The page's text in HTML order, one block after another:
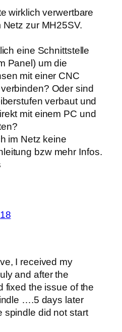
wirklich verwertbare
Netz zur MH25SV.
eine Schnittstelle
Panel) um die
mit einer CNC
Oder sind
verbaut und
mit einem PC und
im Netz keine
bzw mehr Infos.
I received my
and after the
fixed the issue of the
….5 days later
spindle did not start